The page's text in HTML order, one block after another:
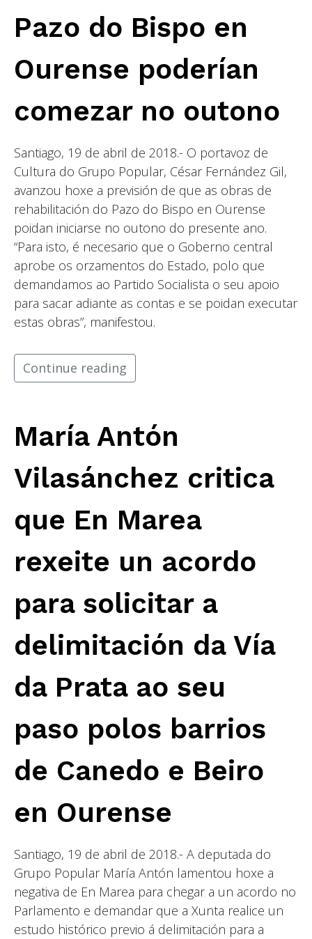
Pazo do Bispo en
Ourense poderían
comezar no outono
Santiago, 19 de abril de 2018.- O portavoz de
Cultura do Grupo Popular, César Fernández Gil,
avanzou hoxe a previsión de que as obras de
rehabilitación do Pazo do Bispo en Ourense
poidan iniciarse no outono do presente ano.
“Para isto, é necesario que o Goberno central
aprobe os orzamentos do Estado, polo que
demandamos ao Partido Socialista o seu apoio
para sacar adiante as contas e se poidan executar
estas obras”, manifestou.
Continue reading
María Antón
Vilasánchez critica
que En Marea
rexeite un acordo
para solicitar a
delimitación da Vía
da Prata ao seu
paso polos barrios
de Canedo e Beiro
en Ourense
Santiago, 19 de abril de 2018.- A deputada do
Grupo Popular María Antón lamentou hoxe a
negativa de En Marea para chegar a un acordo no
Parlamento e demandar que a Xunta realice un
estudo histórico previo á delimitación para a